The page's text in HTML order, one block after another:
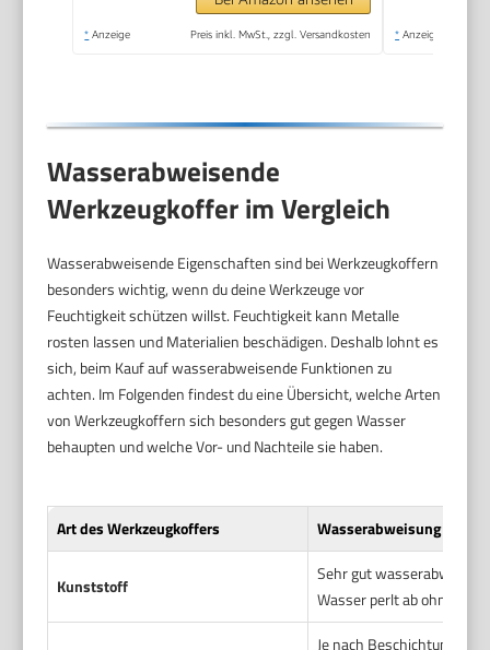
* Anzeige Preis inkl. MwSt., zzgl. Versandkosten * Anzeige
Wasserabweisende
Werkzeugkoffer im Vergleich
Wasserabweisende Eigenschaften sind bei Werkzeugkoffern
besonders wichtig, wenn du deine Werkzeuge vor
Feuchtigkeit schützen willst. Feuchtigkeit kann Metalle
rosten lassen und Materialien beschädigen. Deshalb lohnt es
sich, beim Kauf auf wasserabweisende Funktionen zu
achten. Im Folgenden findest du eine Übersicht, welche Arten
von Werkzeugkoffern sich besonders gut gegen Wasser
behaupten und welche Vor- und Nachteile sie haben.
Art des Werkzeugkoffers Wasserabweisung
Kunststoff
Sehr gut
Wasser perlt ab ohne
Je nach Beschichtung